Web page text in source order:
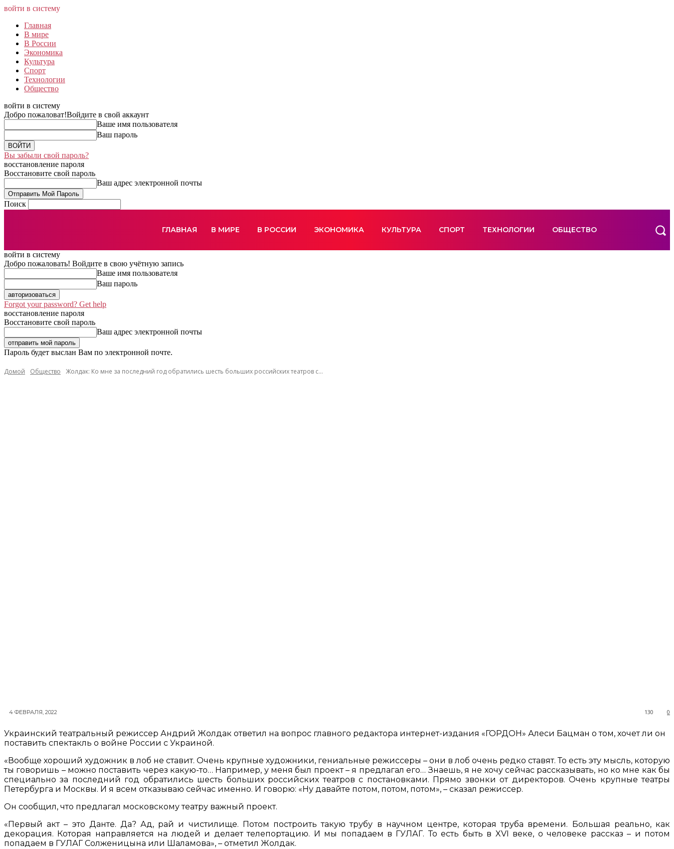
войти в систему
Главная
В мире
В России
Экономика
Культура
Спорт
Технологии
Общество
войти в систему
Добро пожаловат!Войдите в свой аккаунт
Ваше имя пользователя
Ваш пароль
Вы забыли свой пароль?
восстановление пароля
Восстановите свой пароль
Ваш адрес электронной почты
Поиск
ГЛАВНАЯ В МИРЕ В РОССИИ ЭКОНОМИКА КУЛЬТУРА СПОРТ ТЕХНОЛОГИИ ОБЩЕСТВО
войти в систему
Добро пожаловать! Войдите в свою учётную запись
Ваше имя пользователя
Ваш пароль
Forgot your password? Get help
восстановление пароля
Восстановите свой пароль
Ваш адрес электронной почты
Пароль будет выслан Вам по электронной почте.
Домой Общество Жолдак: Ко мне за последний год обратились шесть больших российских театров с...
4 ФЕВРАЛЯ, 2022 0
130
Украинский театральный режиссер Андрий Жолдак ответил на вопрос главного редактора интернет-издания «ГОРДОН» Алеси Бацман о том, хочет ли он
поставить спектакль о войне России с Украиной.
«Вообще хороший художник в лоб не ставит. Очень крупные художники, гениальные режиссеры – они в лоб очень редко ставят. То есть эту мысль, которую
ты говоришь – можно поставить через какую-то… Например, у меня был проект – я предлагал его… Знаешь, я не хочу сейчас рассказывать, но ко мне как бы
специально за последний год обратились шесть больших российских театров с постановками. Прямо звонки от директоров. Очень крупные театры
Петербурга и Москвы. И я всем отказываю сейчас именно. И говорю: «Ну давайте потом, потом, потом», – сказал режиссер.
Он сообщил, что предлагал московскому театру важный проект.
«Первый акт – это Данте. Да? Ад, рай и чистилище. Потом построить такую трубу в научном центре, которая труба времени. Большая реально, как
декорация. Которая направляется на людей и делает телепортацию. И мы попадаем в ГУЛАГ. То есть быть в XVI веке, о человеке рассказ – и потом
попадаем в ГУЛАГ Солженицына или Шаламова», – отметил Жолдак.